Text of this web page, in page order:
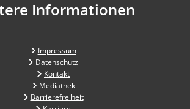
Informationen
Impressum
Datenschutz
Kontakt
Mediathek
Barrierefreiheit